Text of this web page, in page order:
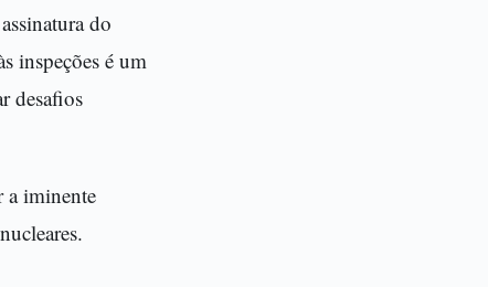
do
inspeções é um
desafios
a iminente